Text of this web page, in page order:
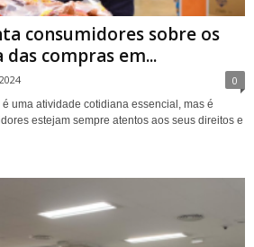
consumidores sobre os
compras em...
0
uma atividade cotidiana essencial, mas é
estejam sempre atentos aos seus direitos e